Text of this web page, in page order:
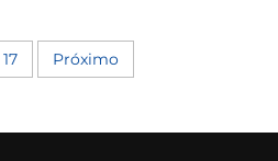
TXT/MEDALIST 96+
17 Próximo